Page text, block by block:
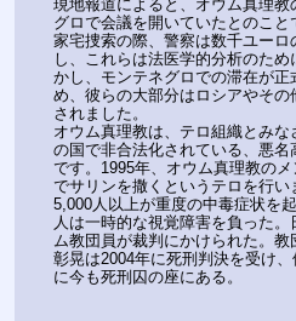
現地報道によると、オウム真理教
グロで会議を開いていたとのこと
家宅捜索の際、警察は数千ユーロ
し、これらは法医学的分析のた
かし、モンテネグロでの滞在が正
め、彼らの大部分はロシアやそ
されました。
オウム真理教は、テロ組織とみな
の国で非合法化されている、悪名
です。1995年、オウム真理教の
でサリンを撒くというテロを行い
5,000人以上が重度の中毒症状を
人は一時的な視覚障害を負った。
ム教団員が裁判にかけられた。
彰晃は2004年に死刑判決を受け
に今も死刑囚の座にある。